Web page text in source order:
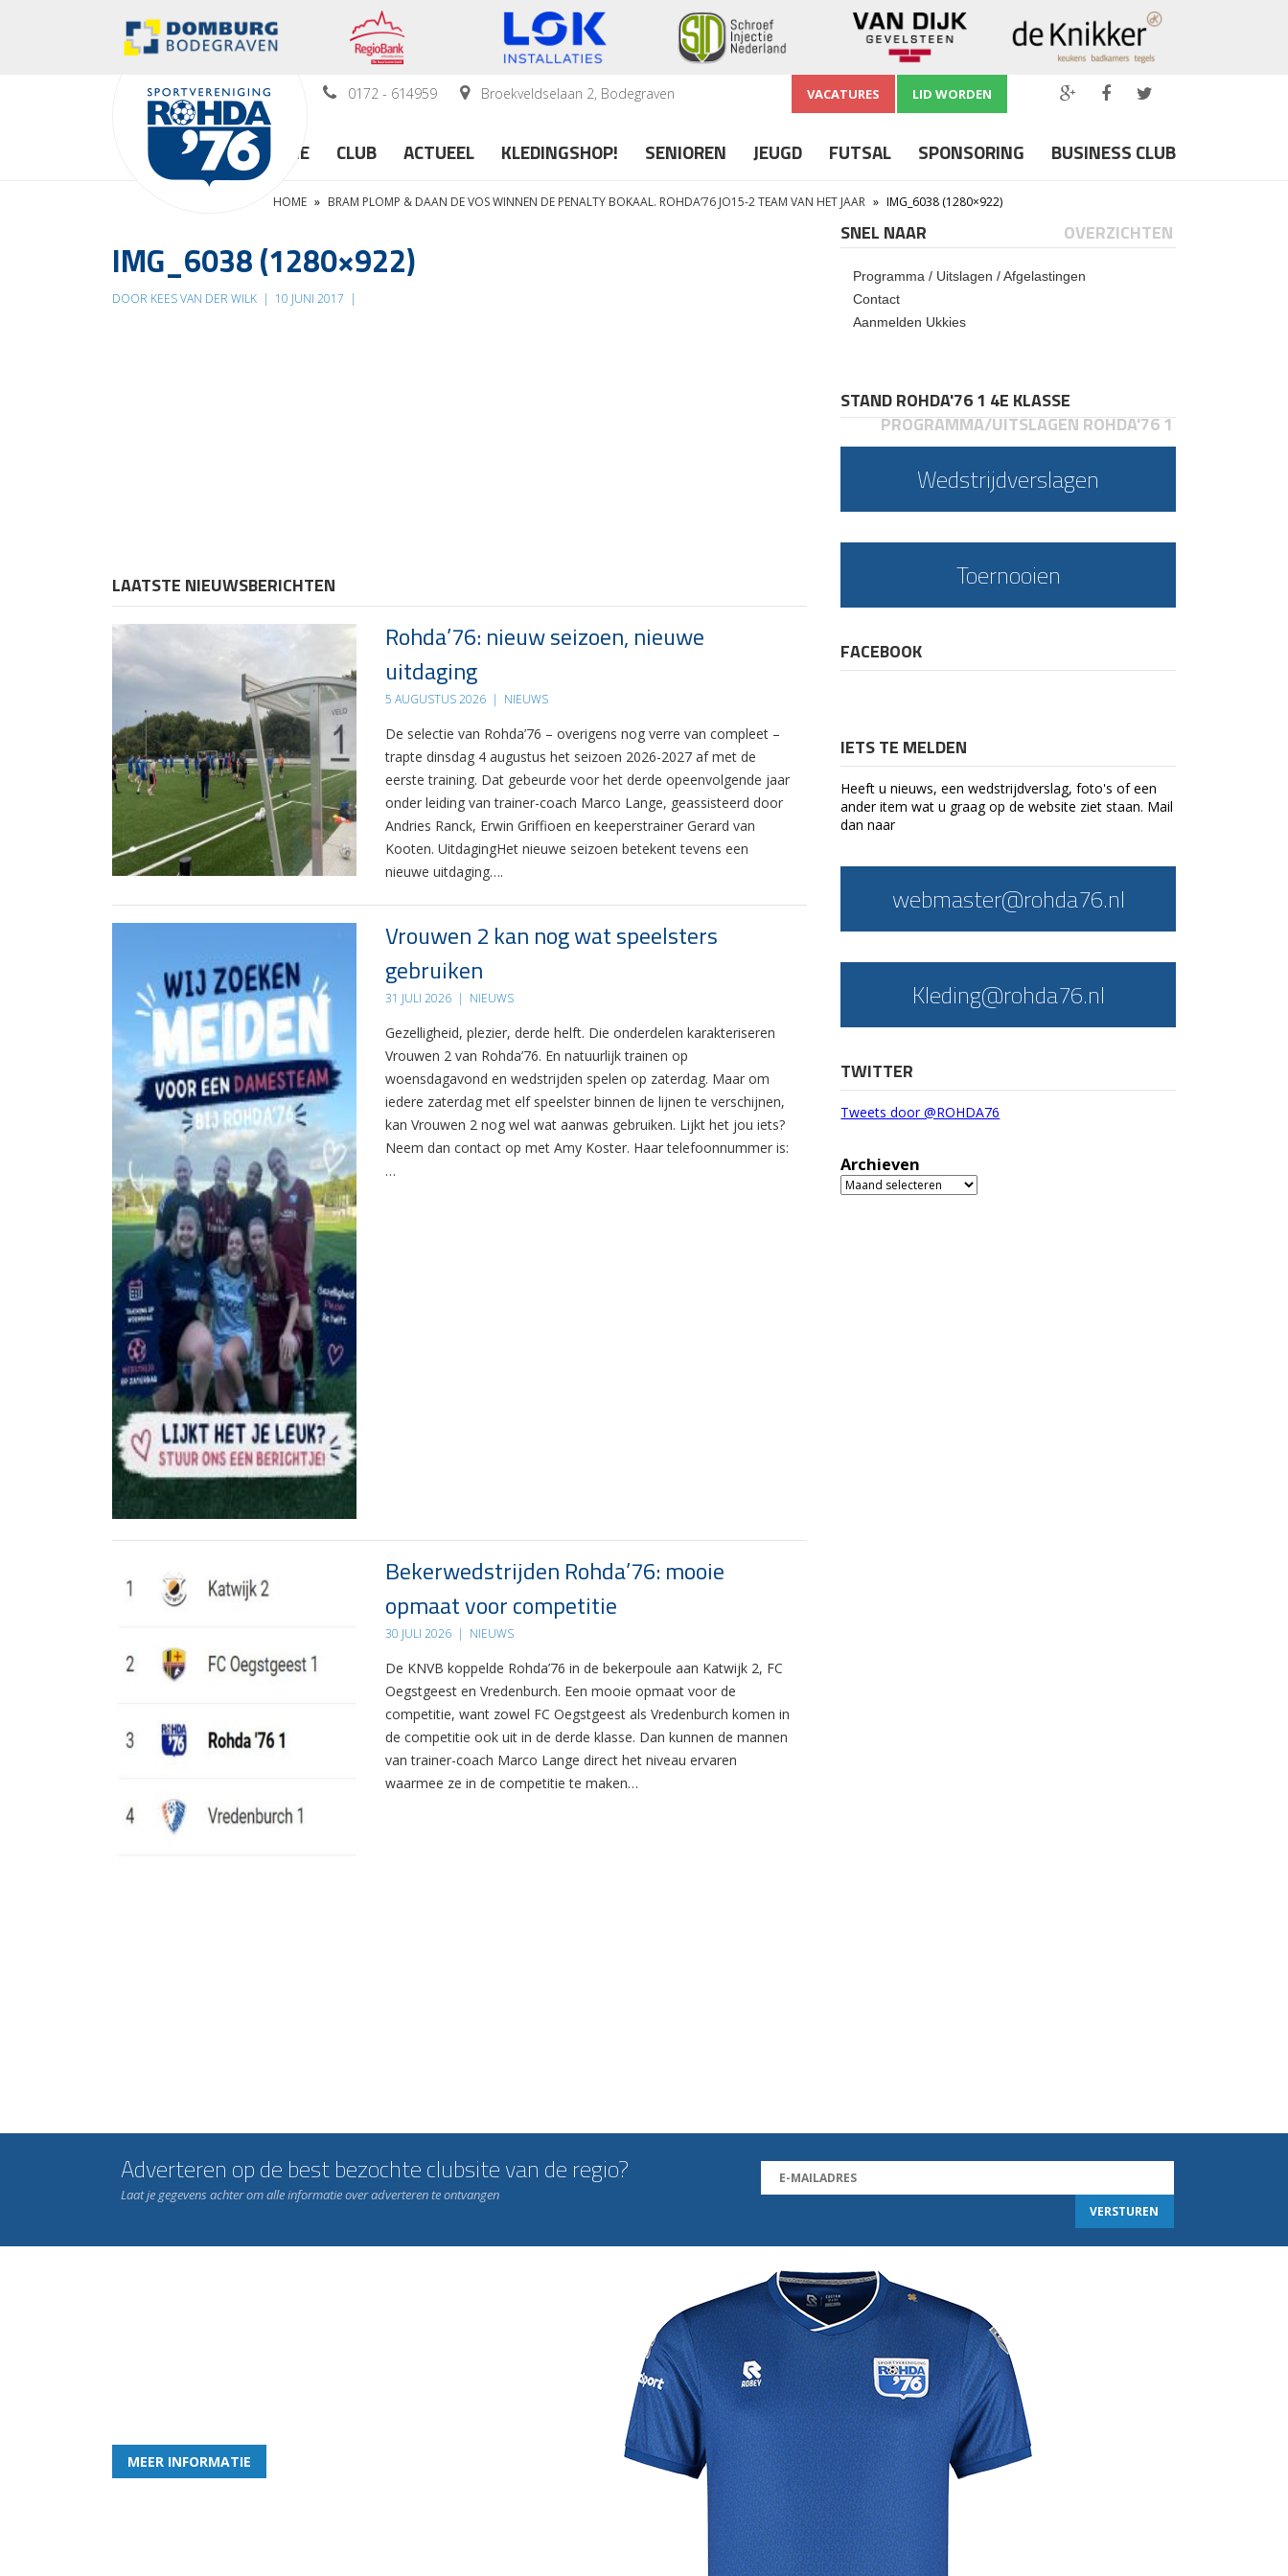
0172 - 614959 Broekveldselaan 2, Bodegraven VACATURES LID WORDEN
HOME CLUB ACTUEEL KLEDINGSHOP! SENIOREN JEUGD FUTSAL SPONSORING BUSINESS CLUB
HOME » BRAM PLOMP & DAAN DE VOS WINNEN DE PENALTY BOKAAL. ROHDA’76 JO15-2 TEAM VAN HET JAAR » IMG_6038 (1280×922)
IMG_6038 (1280×922)
DOOR KEES VAN DER WILK | 10 JUNI 2017 |
LAATSTE NIEUWSBERICHTEN
Rohda’76: nieuw seizoen, nieuwe
uitdaging
5 AUGUSTUS 2026 | NIEUWS
De selectie van Rohda’76 – overigens nog verre van compleet –
trapte dinsdag 4 augustus het seizoen 2026-2027 af met de
eerste training. Dat gebeurde voor het derde opeenvolgende jaar
onder leiding van trainer-coach Marco Lange, geassisteerd door
Andries Ranck, Erwin Griffioen en keeperstrainer Gerard van
Kooten. UitdagingHet nieuwe seizoen betekent tevens een
nieuwe uitdaging….
Vrouwen 2 kan nog wat speelsters
gebruiken
31 JULI 2026 | NIEUWS
Gezelligheid, plezier, derde helft. Die onderdelen karakteriseren
Vrouwen 2 van Rohda’76. En natuurlijk trainen op
woensdagavond en wedstrijden spelen op zaterdag. Maar om
iedere zaterdag met elf speelster binnen de lijnen te verschijnen,
kan Vrouwen 2 nog wel wat aanwas gebruiken. Lijkt het jou iets?
Neem dan contact op met Amy Koster. Haar telefoonnummer is:
…
Bekerwedstrijden Rohda’76: mooie
opmaat voor competitie
30 JULI 2026 | NIEUWS
De KNVB koppelde Rohda’76 in de bekerpoule aan Katwijk 2, FC
Oegstgeest en Vredenburch. Een mooie opmaat voor de
competitie, want zowel FC Oegstgeest als Vredenburch komen in
de competitie ook uit in de derde klasse. Dan kunnen de mannen
van trainer-coach Marco Lange direct het niveau ervaren
waarmee ze in de competitie te maken…
SNEL NAAR OVERZICHTEN
Programma / Uitslagen / Afgelastingen
Contact
Aanmelden Ukkies
STAND ROHDA'76 1 4E KLASSE
PROGRAMMA/UITSLAGEN ROHDA'76 1
Wedstrijdverslagen
Toernooien
FACEBOOK
IETS TE MELDEN
Heeft u nieuws, een wedstrijdverslag, foto's of een
ander item wat u graag op de website ziet staan. Mail
dan naar
webmaster@rohda76.nl
Kleding@rohda76.nl
TWITTER
Tweets door @ROHDA76
Archieven
Archieven
Adverteren op de best bezochte clubsite van de regio?
Laat je gegevens achter om alle informatie over adverteren te ontvangen
MEER INFORMATIE